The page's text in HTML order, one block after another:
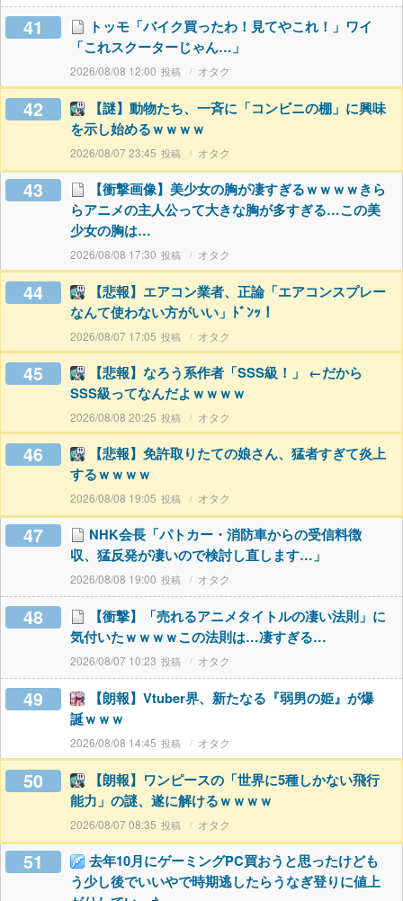
41
トッモ「バイク買ったわ！見てやこれ！」ワイ
「これスクーターじゃん…」
2026/08/08 12:00 オタク
42
【謎】動物たち、一斉に「コンビニの棚」に興味
を示し始めるｗｗｗｗ
2026/08/07 23:45 オタク
43
【衝撃画像】美少女の胸が凄すぎるｗｗｗｗきら
らアニメの主人公って大きな胸が多すぎる…この美
少女の胸は…
2026/08/08 17:30 オタク
44
【悲報】エアコン業者、正論「エアコンスプレー
なんて使わない方がいい」ﾄﾞﾝｯ！
2026/08/07 17:05 オタク
45
【悲報】なろう系作者「SSS級！」 ←だから
SSS級ってなんだよｗｗｗｗ
2026/08/08 20:25 オタク
46
【悲報】免許取りたての娘さん、猛者すぎて炎上
するｗｗｗｗ
2026/08/08 19:05 オタク
47
NHK会長「パトカー・消防車からの受信料徴
収、猛反発が凄いので検討し直します…」
2026/08/08 19:00 オタク
48
【衝撃】「売れるアニメタイトルの凄い法則」に
気付いたｗｗｗｗこの法則は…凄すぎる…
2026/08/07 10:23 オタク
49
【朗報】Vtuber界、新たなる『弱男の姫』が爆
誕ｗｗｗ
2026/08/08 14:45 オタク
50
【朗報】ワンピースの「世界に5種しかない飛行
能力」の謎、遂に解けるｗｗｗｗ
2026/08/07 08:35 オタク
51
去年10月にゲーミングPC買おうと思ったけども
う少し後でいいやで時期逃したらうなぎ登りに値上